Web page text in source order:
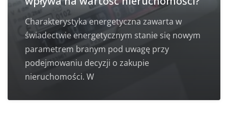
Charakterystyka energetyczna zawarta w
świadectwie energetycznym stanie się nowym
parametrem branym pod uwagę przy
podejmowaniu decyzji o zakupie
nieruchomości. W